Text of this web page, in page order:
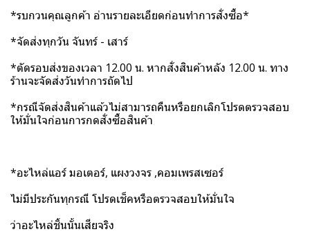
*รบกวนคุณลูกค้า อ่านรายละเอียดก่อนทำการสั่งซื้อ*
*จัดส่งทุกวัน จันทร์ - เสาร์
*ตัดรอบส่งของเวลา 12.00 น. หากสั่งสินค้าหลัง 12.00 น. ทาง
ร้านจะจัดส่งวันทำการถัดไป
*กรณีจัดส่งสินค้าแล้วไม่สามารถคืนหรือยกเลิกโปรดตรวจสอบ
ให้มั่นใจก่อนการกดสั่งซื้อสินค้า
*อะไหล่แอร์ มอเตอร์, แผงวงจร ,คอมเพรสเซอร์
ไม่มีประกันทุกรณี โปรดเช็คหรือตรวจสอบให้มั่นใจ
ว่าอะไหล่ชิ้นนั้นเสียจริง